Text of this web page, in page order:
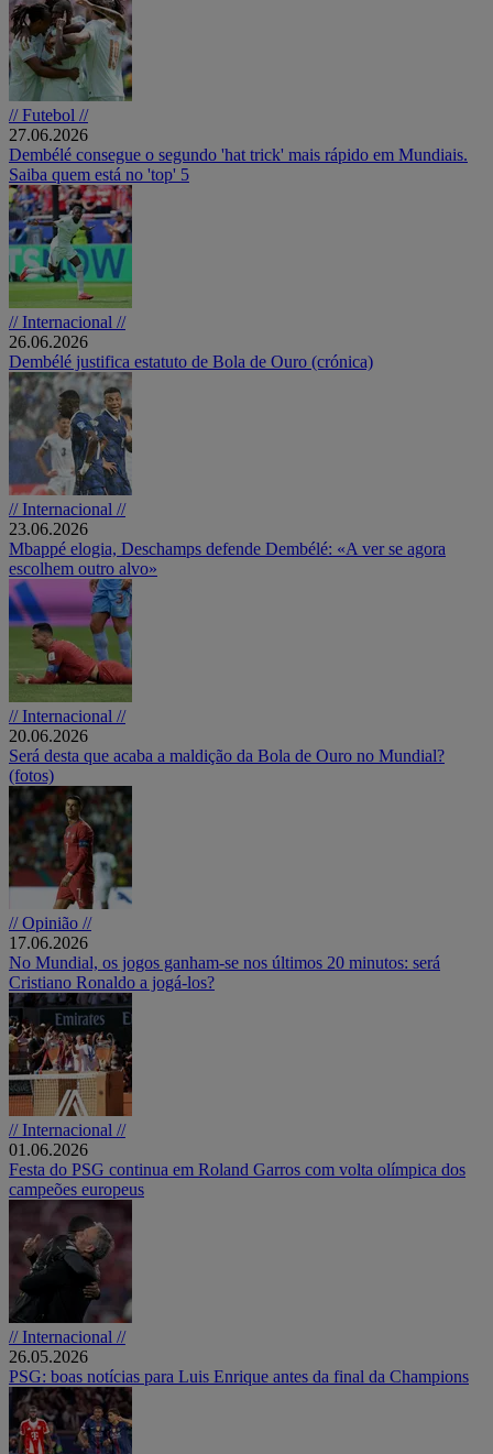
// Futebol //
27.06.2026
Dembélé consegue o segundo 'hat trick' mais rápido em Mundiais.
Saiba quem está no 'top' 5
// Internacional //
26.06.2026
Dembélé justifica estatuto de Bola de Ouro (crónica)
// Internacional //
23.06.2026
Mbappé elogia, Deschamps defende Dembélé: «A ver se agora
escolhem outro alvo»
// Internacional //
20.06.2026
Será desta que acaba a maldição da Bola de Ouro no Mundial?
(fotos)
// Opinião //
17.06.2026
No Mundial, os jogos ganham-se nos últimos 20 minutos: será
Cristiano Ronaldo a jogá-los?
// Internacional //
01.06.2026
Festa do PSG continua em Roland Garros com volta olímpica dos
campeões europeus
// Internacional //
26.05.2026
PSG: boas notícias para Luis Enrique antes da final da Champions